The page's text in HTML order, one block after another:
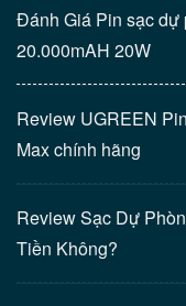
Đánh Giá Pin sạc dự
20.000mAH 20W
Review UGREEN
Max chính hãng
Review Sạc Dự
Tiền Không?